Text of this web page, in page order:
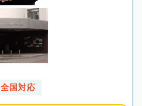
全国対応